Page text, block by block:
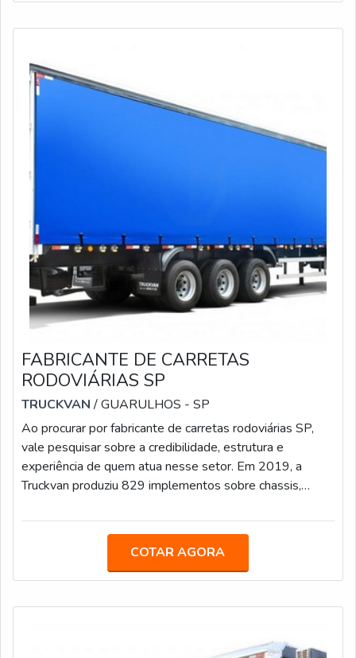
FABRICANTE DE CARRETAS
RODOVIÁRIAS SP
TRUCKVAN/ GUARULHOS - SP
Ao procurar por fabricante de carretas rodoviárias SP,
vale pesquisar sobre a credibilidade, estrutura e
experiência de quem atua nesse setor. Em 2019, a
Truckvan produziu 829 implementos sobre chassis,
ratificando a sua posição entre os líderes desse nicho.
primeiro semestre de 2020, a Truckvan ampliou o
portfólio com o lançamento da Linha Graneleira nas
COTAR AGORA